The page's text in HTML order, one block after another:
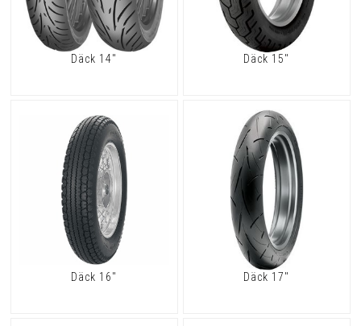
Däck 14" Däck 15"
Däck 16" Däck 17"